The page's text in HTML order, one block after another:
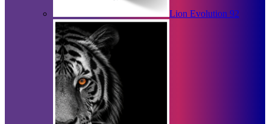
Lion Evolution 92